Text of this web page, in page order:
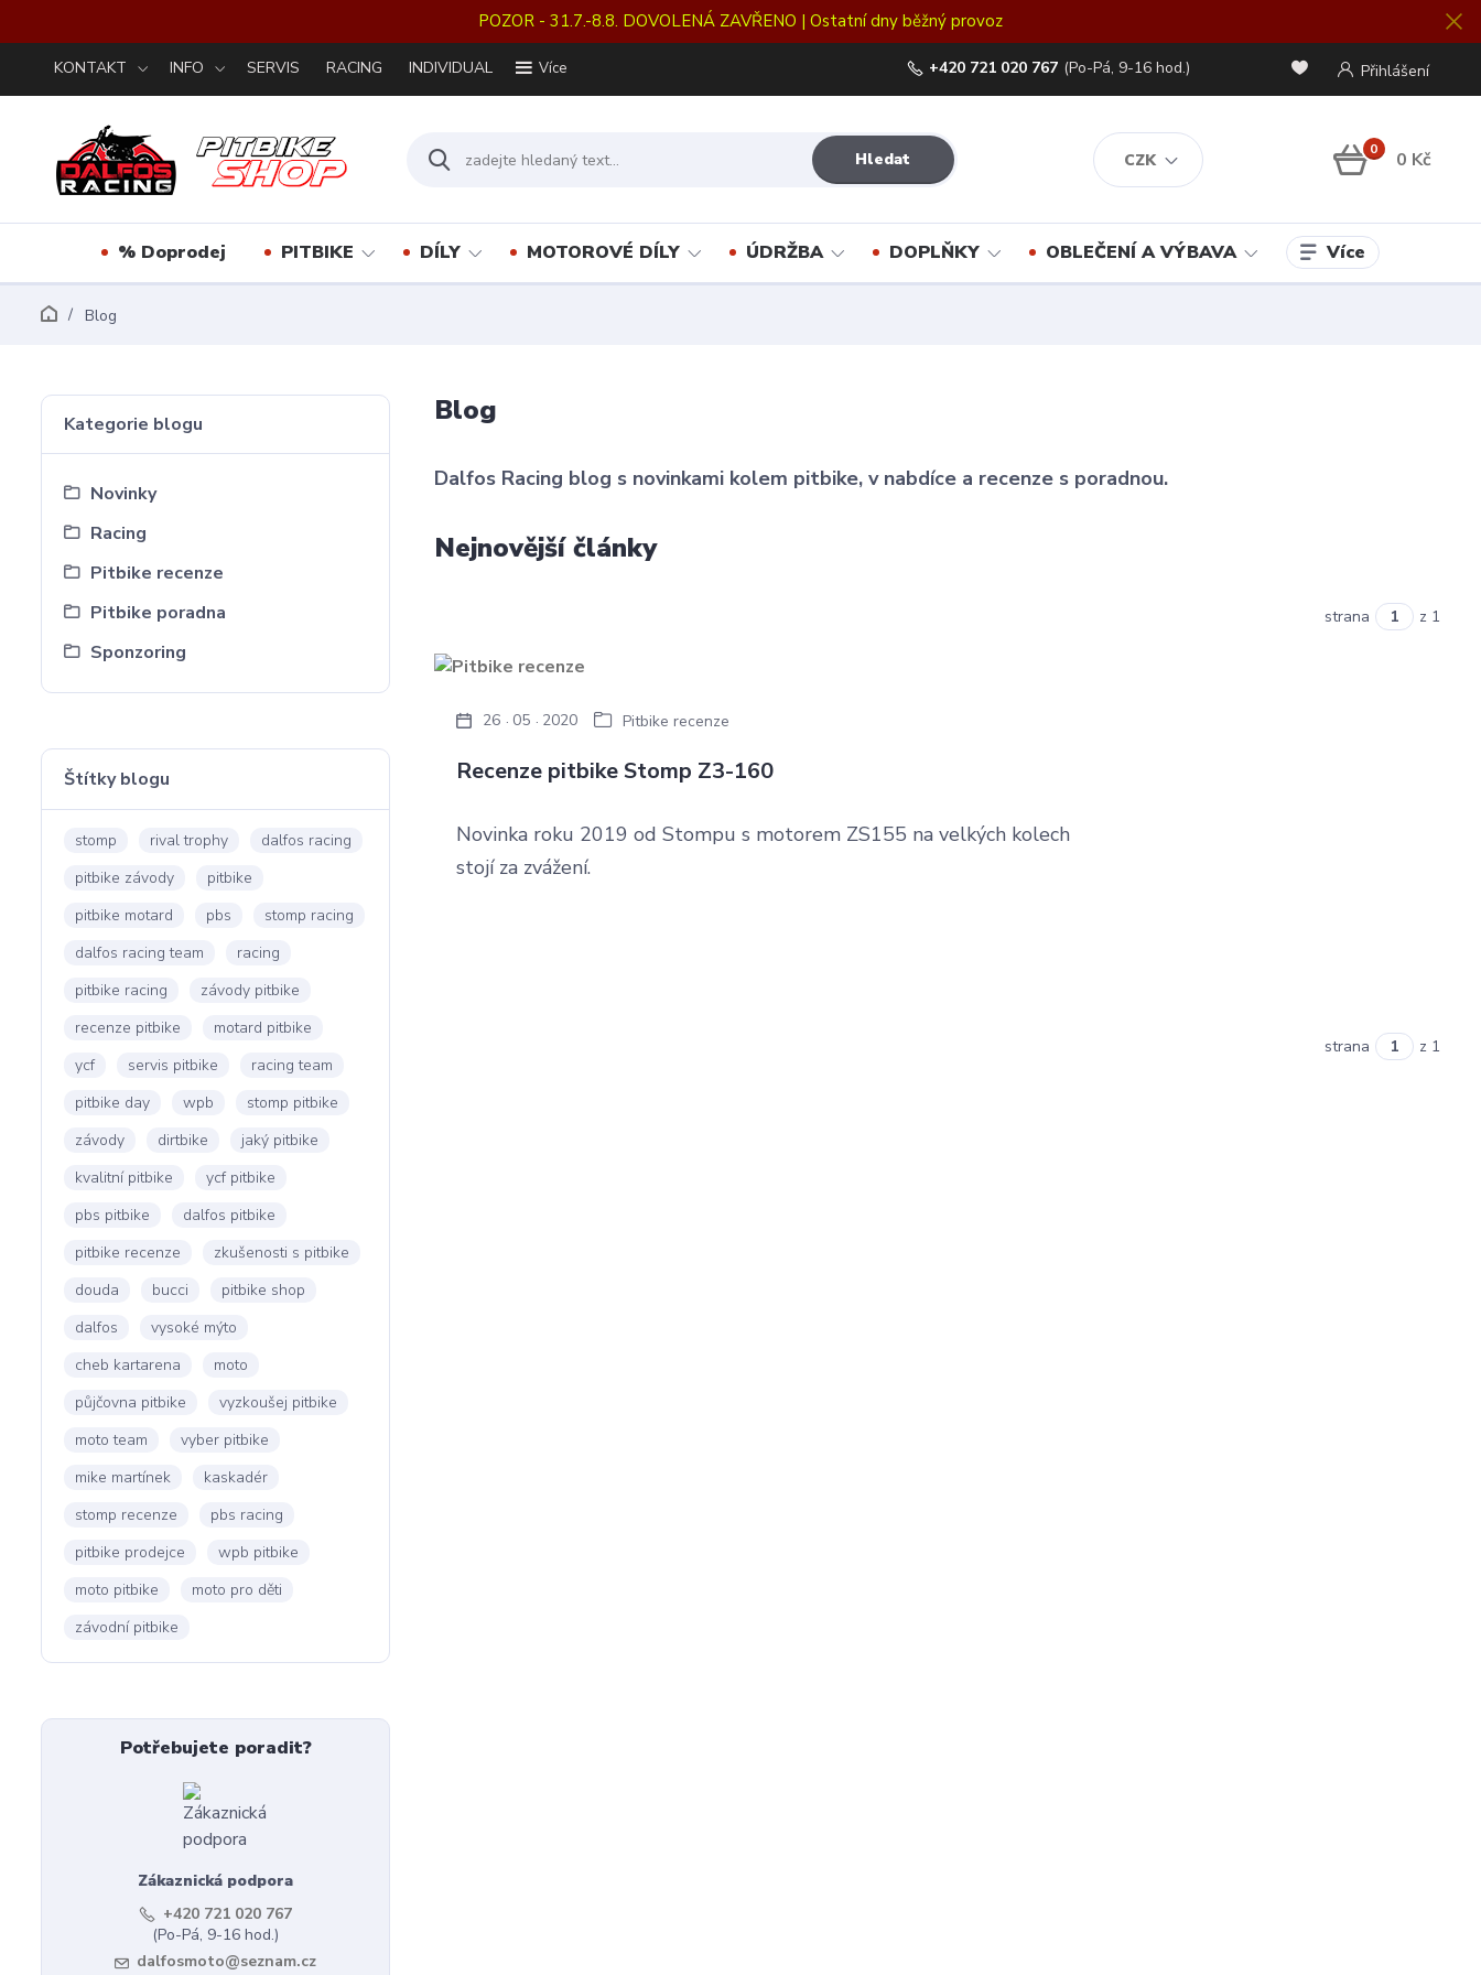
POZOR - 31.7.-8.8. DOVOLENÁ ZAVŘENO | Ostatní dny běžný provoz
KONTAKT INFO SERVIS RACING INDIVIDUAL Více
CZK
Přihlášení
Hledat
+420 721 020 767 (Po-Pá, 9-16 hod.)
0 0 Kč
% Doprodej PITBIKE DÍLY MOTOROVÉ DÍLY ÚDRŽBA DOPLŇKY OBLEČENÍ A VÝBAVA Více
Blog
Kategorie blogu
Novinky
Racing
Pitbike recenze
Pitbike poradna
Sponzoring
Štítky blogu
stomp rival trophy
dalfos racing
pitbike závody
pitbike
pitbike motard
pbs
stomp racing
dalfos racing team
racing
pitbike racing
závody pitbike
recenze pitbike
motard pitbike
ycf
servis pitbike
racing team
pitbike day
wpb
stomp pitbike
závody
dirtbike
jaký pitbike
kvalitní pitbike
ycf pitbike
pbs pitbike
dalfos pitbike
pitbike recenze
zkušenosti s pitbike
douda
bucci
pitbike shop
dalfos
vysoké mýto
cheb kartarena
moto
půjčovna pitbike
vyzkoušej pitbike
moto team
vyber pitbike
mike martínek
kaskadér
stomp recenze
pbs racing
pitbike prodejce
wpb pitbike
moto pitbike
moto pro děti
závodní pitbike
Potřebujete poradit?
Zákaznická podpora
+420 721 020 767
(Po-Pá, 9-16 hod.)
dalfosmoto@seznam.cz
Blog
Dalfos Racing blog s novinkami kolem pitbike, v nabdíce a recenze s poradnou.
Nejnovější články
strana z 1
Recenze pitbike Stomp Z3-160
26 05 2020 Pitbike recenze
Novinka roku 2019 od Stompu s motorem ZS155 na velkých kolech
stojí za zvážení.
strana z 1